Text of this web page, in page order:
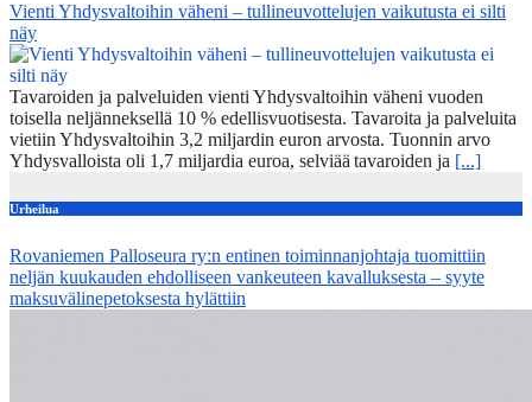
Vienti Yhdysvaltoihin väheni – tullineuvottelujen vaikutusta ei silti
näy
Tavaroiden ja palveluiden vienti Yhdysvaltoihin väheni vuoden
toisella neljänneksellä 10 % edellisvuotisesta. Tavaroita ja palveluita
vietiin Yhdysvaltoihin 3,2 miljardin euron arvosta. Tuonnin arvo
Yhdysvalloista oli 1,7 miljardia euroa, selviää tavaroiden ja [...]
Urheilua
Rovaniemen Palloseura ry:n entinen toiminnanjohtaja tuo­mit­tiin
neljän kuu­kau­den eh­dol­li­seen van­keu­teen ka­val­luk­ses­ta – syyte
mak­su­vä­li­ne­pe­tok­ses­ta hy­lät­tiin